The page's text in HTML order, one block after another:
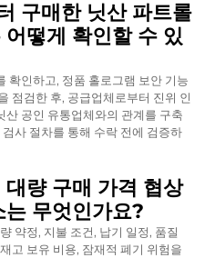
구매한 닛산 파트롤
떻게 확인할 수 있
확인하고, 정품 홀로그램 보안 기능
점검한 후, 공급업체로부터 진위 인
공인 유통업체와의 관계를 구축
사 절차를 통해 수락 전에 검증하
량 구매 가격 협상
무엇인가요?
약정, 지불 조건, 납기 일정, 품질
고 보유 비용, 잠재적 폐기 위험을